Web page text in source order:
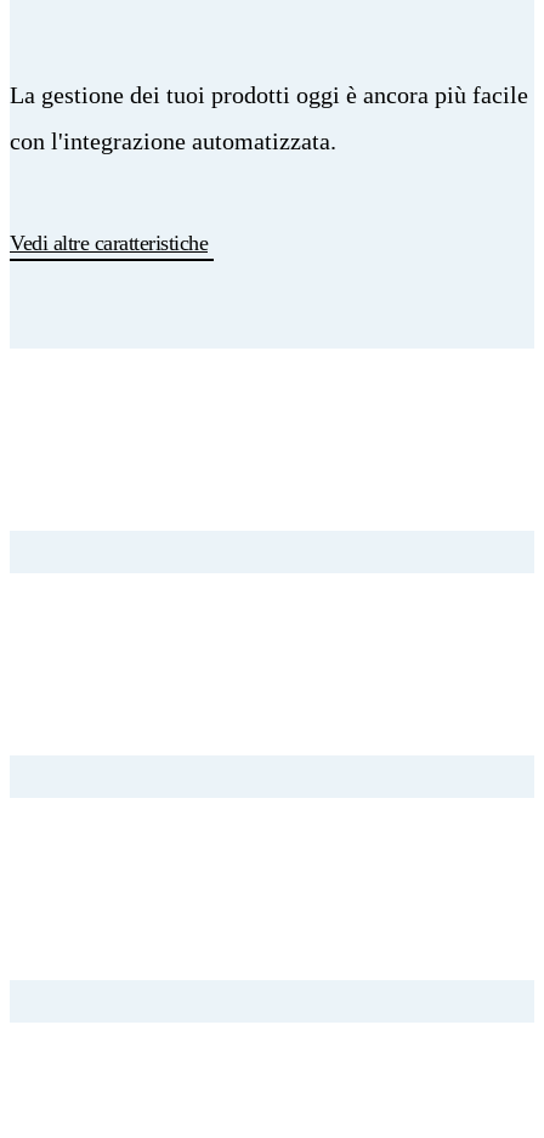
La gestione dei tuoi prodotti oggi è ancora più facile
con l'integrazione automatizzata.
Vedi altre caratteristiche